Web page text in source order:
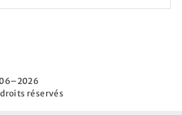
réservés